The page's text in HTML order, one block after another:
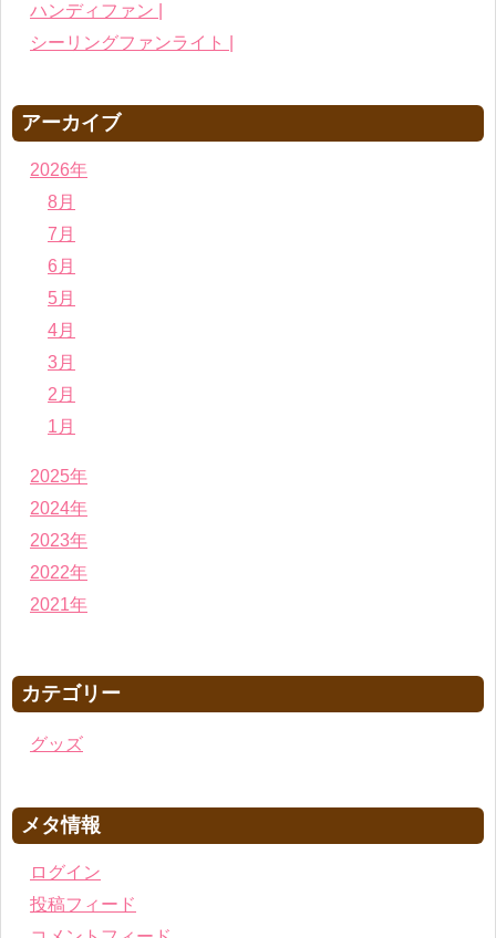
ハンディファン |
シーリングファンライト |
アーカイブ
2026年
8月
7月
6月
5月
4月
3月
2月
1月
2025年
2024年
2023年
2022年
2021年
カテゴリー
グッズ
メタ情報
ログイン
投稿フィード